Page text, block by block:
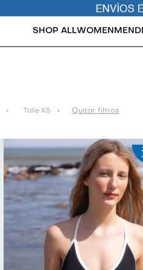
SHOP ALLWOMENMEN
Talle XS Quitar filtros